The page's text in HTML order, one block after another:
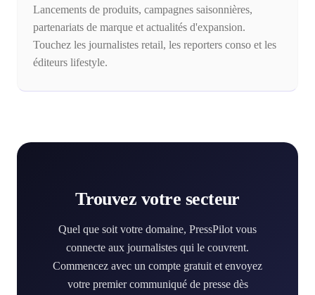
Lancements de produits, campagnes saisonnières,
partenariats de marque et actualités d'expansion.
Touchez les journalistes retail, les reporters conso et les
éditeurs lifestyle.
Trouvez votre secteur
Quel que soit votre domaine, PressPilot vous
connecte aux journalistes qui le couvrent.
Commencez avec un compte gratuit et envoyez
votre premier communiqué de presse dès